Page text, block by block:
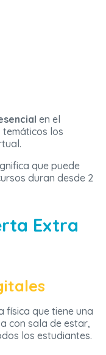
en el
temáticos los
que puede
duran desde 2
Extra
física que tiene una
con sala de estar,
los estudiantes.